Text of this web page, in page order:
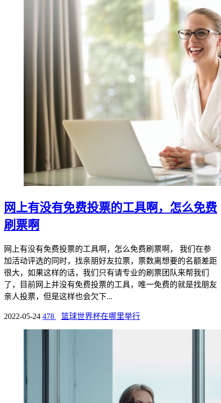
网上有没有免费投票的工具啊，怎么免费
刷票啊
网上有没有免费投票的工具啊，怎么免费刷票啊， 我们在参
加活动评选的同时，找亲朋好友拉票，票数离想要的名额差距
很大，如果这样的话，我们只有请专业的刷票团队来帮我们
了，目前网上并没有免费投票的工具，唯一免费的就是找朋友
亲人投票，但是这样也会欠下...
2022-05-24 478 篮球世界杯在哪里举行